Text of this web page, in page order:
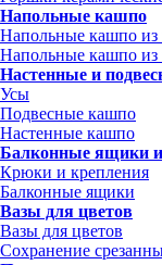
Напольные кашпо
Напольные кашпо из
Напольные кашпо из
Настенные и
Усы
Подвесные кашпо
Настенные кашпо
Балконные ящики
Крюки и крепления
Балконные ящики
Вазы для цветов
Вазы для цветов
Сохранение